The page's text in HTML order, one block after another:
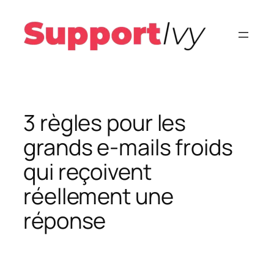
contenu
3 règles pour les
grands e-mails froids
qui reçoivent
réellement une
réponse